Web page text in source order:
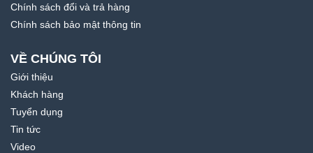
Chính sách đổi và trả hàng
Chính sách bảo mật thông tin
VỀ CHÚNG TÔI
Giới thiệu
Khách hàng
Tuyển dụng
Tin tức
Video